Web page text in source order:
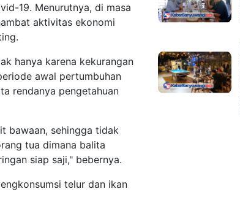
19. Menurutnya, di masa
aktivitas ekonomi
hanya karena kekurangan
awal pertumbuhan
rendanya pengetahuan
bawaan, sehingga tidak
tua dimana balita
siap saji," bebernya.
telur dan ikan